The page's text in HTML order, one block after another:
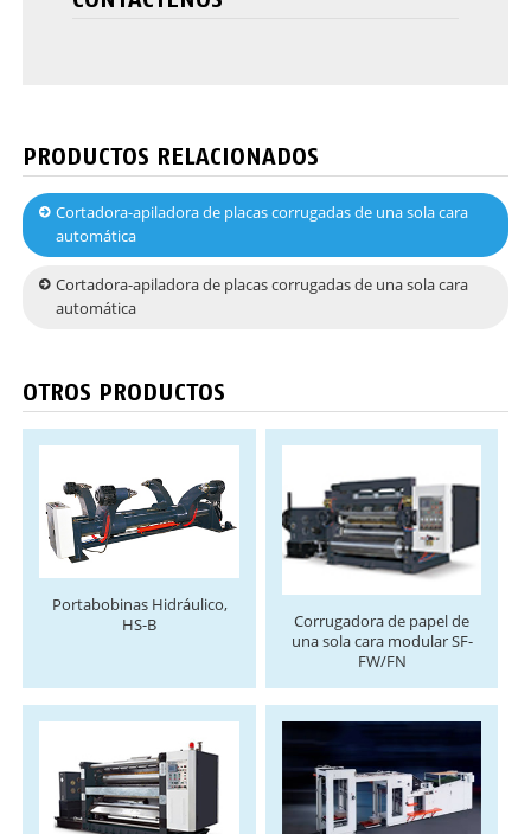
PRODUCTOS RELACIONADOS
Cortadora-apiladora de placas corrugadas de una sola cara
automática
Cortadora-apiladora de placas corrugadas de una sola cara
automática
OTROS PRODUCTOS
Portabobinas Hidráulico,
HS-B
Corrugadora de papel de
una sola cara modular SF-
FW/FN